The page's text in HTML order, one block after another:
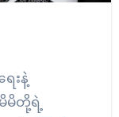
းနဲ့
မိတို့ရဲ့